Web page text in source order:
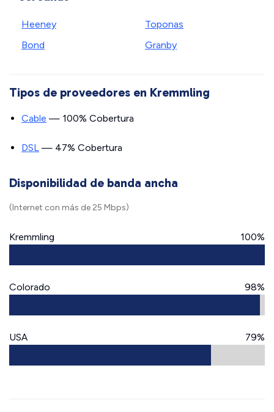
Heeney
Bond
Toponas
Granby
Tipos de proveedores en Kremmling
Cable — 100% Cobertura
DSL — 47% Cobertura
Disponibilidad de banda ancha
(Internet con más de 25 Mbps)
Kremmling 100%
Colorado 98%
USA 79%